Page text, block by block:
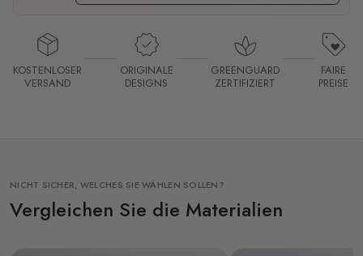
KOSTENLOSER
VERSAND
ORIGINALE
DESIGNS
GREENGUARD
ZERTIFIZIERT
FAIRE
PREISE
NICHT SICHER, WELCHES SIE WÄHLEN SOLLEN?
Vergleichen Sie die Materialien